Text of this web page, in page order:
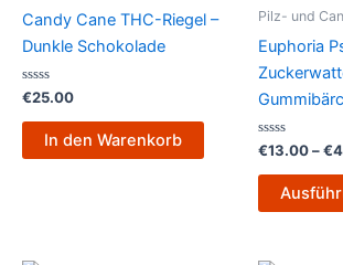
Candy Cane THC-Riegel –
Dunkle Schokolade
Bewertet
mit
0
€25.00
In den Warenkorb
Pilz- und
Euphoria
Bewertet
mit
0
€13.00–€